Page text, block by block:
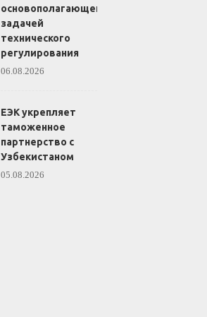
основополагающей
задачей
технического
регулирования
06.08.2026
ЕЭК укрепляет
таможенное
партнерство с
Узбекистаном
05.08.2026